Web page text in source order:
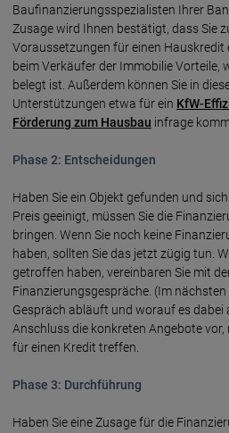
Baufinanzierungsspezialisten Ihrer
Zusage wird Ihnen bestätigt, dass Sie
Voraussetzungen für einen Hauskredit
beim Verkäufer der Immobilie Vorteile,
belegt ist. Außerdem können Sie in
Unterstützungen etwa für ein KfW-
Förderung zum Hausbau infrage
Phase 2: Entscheidungen
Haben Sie ein Objekt gefunden und
Preis geeinigt, müssen Sie die
bringen. Wenn Sie noch keine
haben, sollten Sie das jetzt zügig tun.
getroffen haben, vereinbaren Sie mit
Finanzierungsgespräche. (Im nächsten
Gespräch abläuft und worauf es dabei
Anschluss die konkreten Angebote vor,
für einen Kredit treffen.
Phase 3: Durchführung
Haben Sie eine Zusage für die